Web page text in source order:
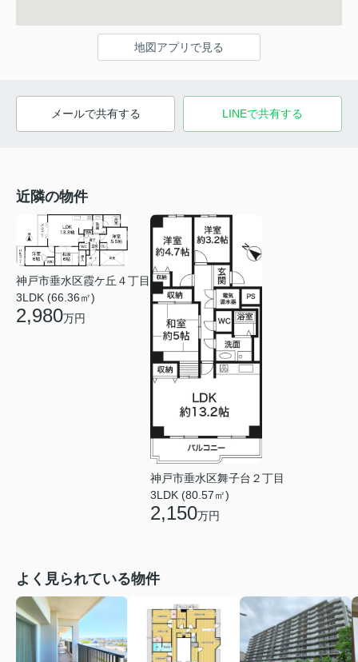
地図アプリで見る
メールで共有する LINEで共有する
近隣の物件
神戸市垂水区霞ケ丘４丁目
3LDK (66.36㎡)
2,980万円
神戸市垂水区舞子台２丁目
3LDK (80.57㎡)
2,150万円
よく見られている物件